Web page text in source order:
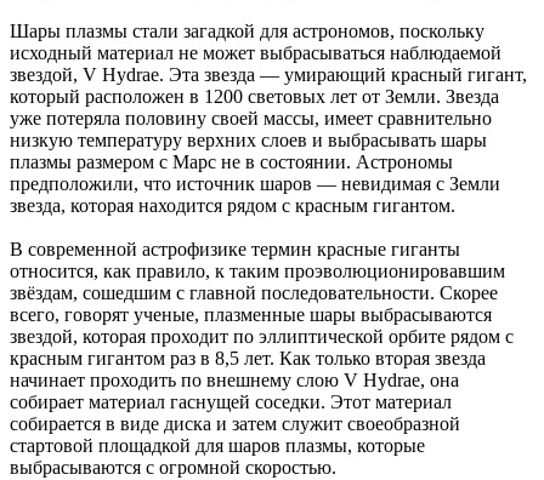
Шары плазмы стали загадкой для астрономов, поскольку
исходный материал не может выбрасываться наблюдаемой
звездой, V Hydrae. Эта звезда — умирающий красный гигант,
который расположен в 1200 световых лет от Земли. Звезда
уже потеряла половину своей массы, имеет сравнительно
низкую температуру верхних слоев и выбрасывать шары
плазмы размером с Марс не в состоянии. Астрономы
предположили, что источник шаров — невидимая с Земли
звезда, которая находится рядом с красным гигантом.
В современной астрофизике термин красные гиганты
относится, как правило, к таким проэволюционировавшим
звёздам, сошедшим с главной последовательности. Скорее
всего, говорят ученые, плазменные шары выбрасываются
звездой, которая проходит по эллиптической орбите рядом с
красным гигантом раз в 8,5 лет. Как только вторая звезда
начинает проходить по внешнему слою V Hydrae, она
собирает материал гаснущей соседки. Этот материал
собирается в виде диска и затем служит своеобразной
стартовой площадкой для шаров плазмы, которые
выбрасываются с огромной скоростью.